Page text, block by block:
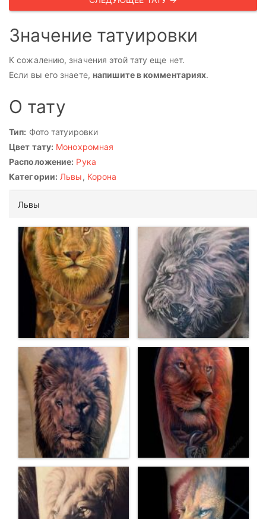
Значение татуировки
К сожалению, значения этой тату еще нет.
Если вы его знаете, напишите в комментариях.
О тату
Тип: Фото татуировки
Цвет тату: Монохромная
Расположение: Рука
Категории: Львы, Корона
Львы